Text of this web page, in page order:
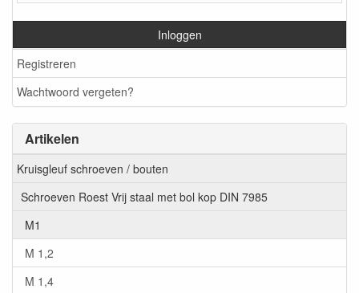
Inloggen
Registreren
Wachtwoord vergeten?
Artikelen
Kruisgleuf schroeven / bouten
Schroeven Roest Vrij staal met bol kop DIN 7985
M1
M 1,2
M 1,4